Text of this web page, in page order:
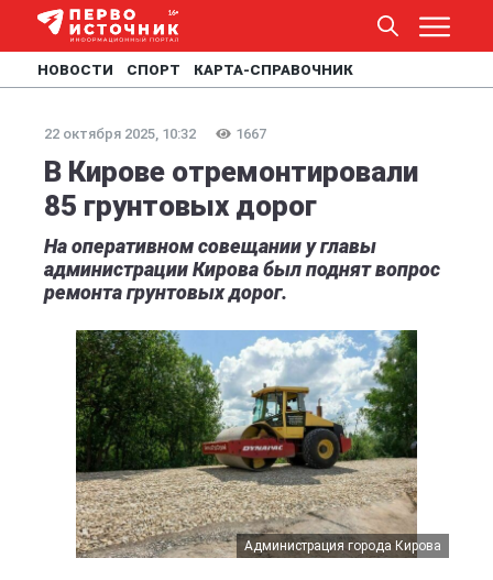
НОВОСТИ СПОРТ КАРТА-СПРАВОЧНИК
22 октября 2025, 10:32 1667
В Кирове отремонтировали
85 грунтовых дорог
На оперативном совещании у главы
администрации Кирова был поднят вопрос
ремонта грунтовых дорог.
Администрация города Кирова